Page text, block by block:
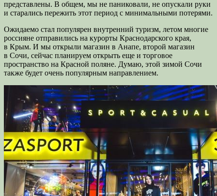
представлены. В общем, мы не паниковали, не опускали руки
и старались пережить этот период с минимальными потерями.
Ожидаемо стал популярен внутренний туризм, летом многие
россияне отправились на курорты Краснодарского края,
в Крым. И мы открыли магазин в Анапе, второй магазин
в Сочи, сейчас планируем открыть еще и торговое
пространство на Красной поляне. Думаю, этой зимой Сочи
также будет очень популярным направлением.